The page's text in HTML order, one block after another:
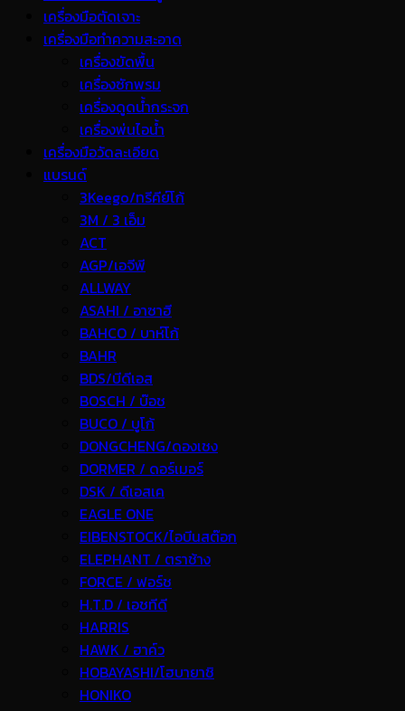
เครื่องมือตัดเจาะ
เครื่องมือทำความสะอาด
เครื่องขัดพื้น
เครื่องซักพรม
เครื่องดูดน้ำกระจก
เครื่องพ่นไอน้ำ
เครื่องมือวัดละเอียด
แบรนด์
3Keego/ทรีคีย์โก้
3M / 3 เอ็ม
ACT
AGP/เอจีพี
ALLWAY
ASAHI / อาซาฮี
BAHCO / บาห์โก้
BAHR
BDS/บีดีเอส
BOSCH / บ๊อช
BUCO / บูโก้
DONGCHENG/ดองเชง
DORMER / ดอร์เมอร์
DSK / ดีเอสเค
EAGLE ONE
EIBENSTOCK/ไอบีนสต๊อก
ELEPHANT / ตราช้าง
FORCE / ฟอร์ช
H.T.D / เอชทีดี
HARRIS
HAWK / ฮาค์ว
HOBAYASHI/โฮบายาชิ
HONIKO